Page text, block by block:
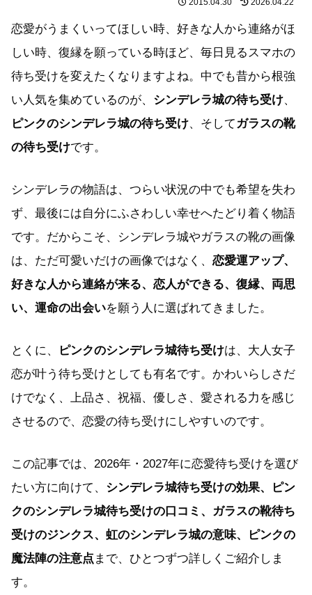
恋愛がうまくいってほしい時、好きな人から連絡がほ
しい時、復縁を願っている時ほど、毎日見るスマホの
待ち受けを変えたくなりますよね。中でも昔から根強
い人気を集めているのが、 シンデレラ城の待ち受け、
ピンクのシンデレラ城の待ち受け、そして ガラスの靴
の待ち受けです。
シンデレラの物語は、つらい状況の中でも希望を失わ
ず、最後には自分にふさわしい幸せへたどり着く物語
です。だからこそ、シンデレラ城やガラスの靴の画像
は、ただ可愛いだけの画像ではなく、 恋愛運アップ、
好きな人から連絡が来る、恋人ができる、復縁、両思
い、運命の出会いを願う人に選ばれてきました。
とくに、 ピンクのシンデレラ城待ち受けは、大人女子
恋が叶う待ち受けとしても有名です。かわいらしさだ
けでなく、上品さ、祝福、優しさ、愛される力を感じ
させるので、恋愛の待ち受けにしやすいのです。
この記事では、2026年・2027年に恋愛待ち受けを選び
たい方に向けて、 シンデレラ城待ち受けの効果、ピン
クのシンデレラ城待ち受けの口コミ、ガラスの靴待ち
受けのジンクス、虹のシンデレラ城の意味、ピンクの
魔法陣の注意点 まで、ひとつずつ詳しくご紹介しま
す。